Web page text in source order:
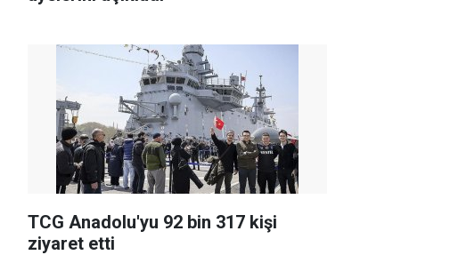
TCG Anadolu'yu 92 bin 317 kişi
ziyaret etti